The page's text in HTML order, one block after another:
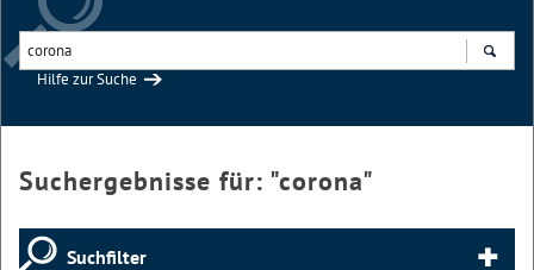
Hilfe zur Suche
Suchergebnisse für: "corona"
Suchfilter